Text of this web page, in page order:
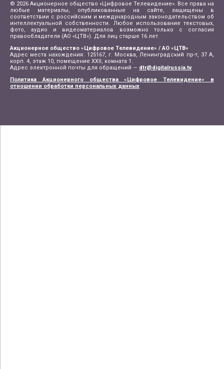
© 2026 Акционерное общество «Цифровое Телевидение». Все права на
любые материалы, опубликованные на сайте, защищены в
соответствии с российским и международным законодательством об
интеллектуальной собственности. Любое использование текстовых,
фото, аудио и видеоматериалов возможно только с согласия
правообладателя (АО «ЦТВ»). Для лиц старше 16 лет.
Акционерное общество «Цифровое Телевидение» / АО «ЦТВ»
Адрес места нахождения: 125167, г. Москва, Ленинградский пр-т, 37 А,
корп. 4, этаж 10, помещение XXII, комната 1.
Адрес электронной почты для обращений — dtr@digitalrussia.tv
Политика Акционерного общества «Цифровое Телевидение» в
отношении обработки персональных данных